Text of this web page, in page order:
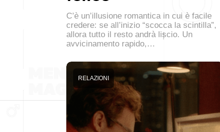
C’è un’illusione romantica in cui è facile
credere: se all’inizio “scocca la scintilla”,
allora tutto il resto andrà liscio. Un
avvicinamento rapido,…
RELAZIONI